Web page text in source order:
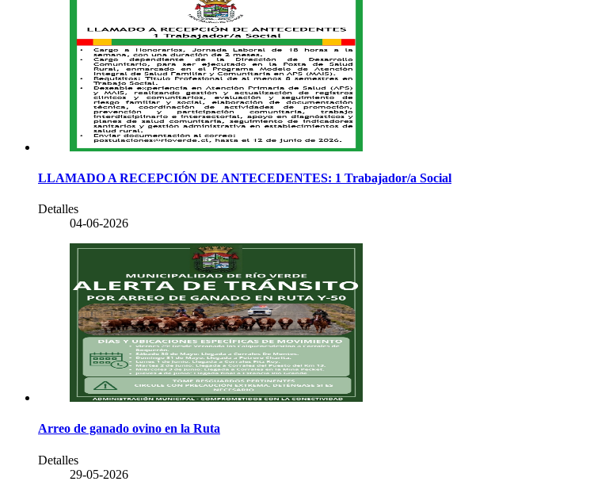
LLAMADO A RECEPCIÓN DE ANTECEDENTES: 1 Trabajador/a Social
Detalles
04-06-2026
Arreo de ganado ovino en la Ruta
Detalles
29-05-2026